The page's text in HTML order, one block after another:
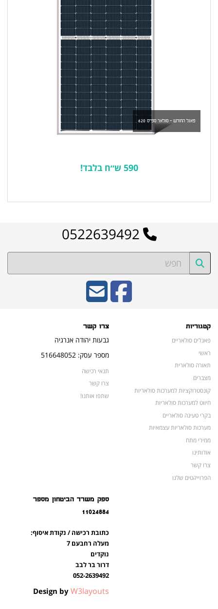
פאנל החודש - סולאר ספייס 620
590 ש״ח בלבד!
קטגוריות
פאנלים סולאריים
ראשי
תאורה סולארית
מצברים
קונסטרוקציות למערכות סולאריות
חיווט למערכות סולאריות
בקרי טעינה סולאריים
מערכות סולאריות עצמאיות
ממירי מתח
אודותינו
צרו קשר
הפרוייקטים שלנו
צרו קשר
גבעות יהודה אנרגיה
מספר עסק: 516648052
תנאי רכישה
צרו קשר
שתפו אותנו!
ספק משרד הביטחון מספר
11024884
כתובת רכישה / נקודת איסוף:
מעלה רחבעם 7
נוקדים
דרור בר לבב
052-2639492
Design by W3layouts